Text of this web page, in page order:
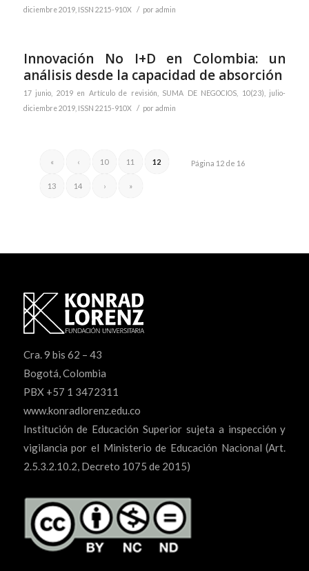
diciembre 2019, ISSN 2215-910X / por admin
Innovación No I+D en Colombia: un
análisis desde la capacidad de absorción
17 junio, 2019 en Artículo de revisión
SUMA DE NEGOCIOS, 10(23), julio-
diciembre 2019, ISSN 2215-910X
/ por admin
Página 12 de 16
« ‹ 10 11 12
13 14 › »
Cra. 9 bis 62 – 43
Bogotá, Colombia
PBX +57 1 3472311
www.konradlorenz.edu.co
Institución de Educación Superior sujeta a inspección y
vigilancia por el Ministerio de Educación Nacional (Art.
2.5.3.2.10.2, Decreto 1075 de 2015)